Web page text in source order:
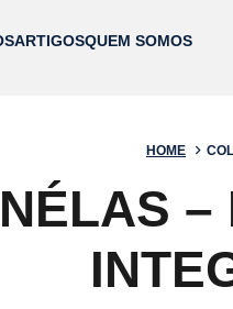
ARTIGOSQUEM SOMOS
HOME